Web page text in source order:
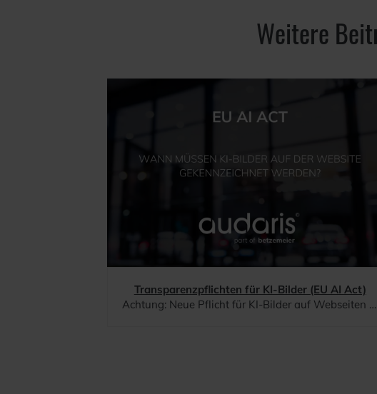
Weitere
Transparenzpflichten für KI-Bilder (EU AI Act)
Achtung: Neue Pflicht für KI-Bilder auf Webseiten ab August!